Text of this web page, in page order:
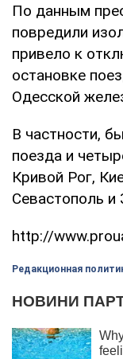
По данным
повредили
привело к
остановке
Одесской
В частности,
поезда и
Кривой Рог,
Севастополь
http://
Редакционная